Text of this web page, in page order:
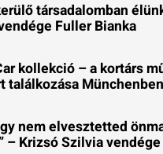
társadalomban
Fuller Bianka
kollekció – a kortárs
találkozása Münchenben
nem elvesztetted
– Krizsó Szilvia